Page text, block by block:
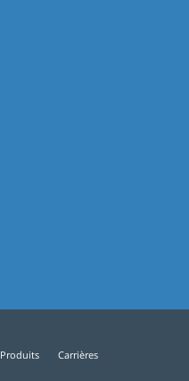
Produits Carrières